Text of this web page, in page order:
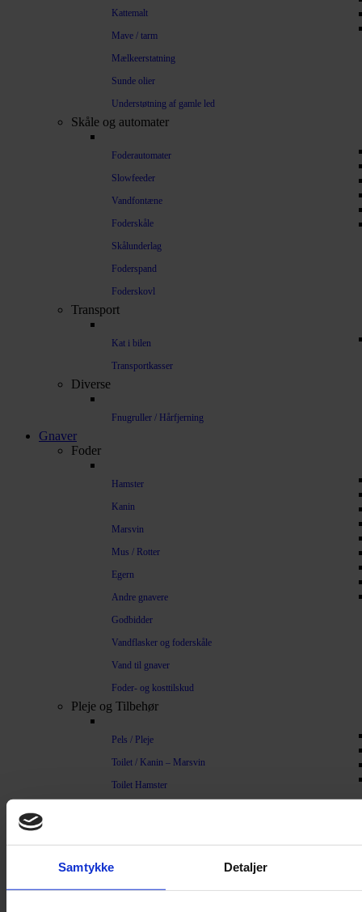
Samtykke Detaljer
Kattemalt
Mave / tarm
Mælkeerstatning
Sunde olier
Understøtning af gamle led
Skåle og automater
Foderautomater
Slowfeeder
Vandfontæne
Foderskåle
Skålunderlag
Foderspand
Foderskovl
Transport
Kat i bilen
Transportkasser
Diverse
Fnugruller / Hårfjerning
Gnaver
Foder
Hamster
Kanin
Marsvin
Mus / Rotter
Egern
Andre gnavere
Godbidder
Vandflasker og foderskåle
Vand til gnaver
Foder- og kosttilskud
Pleje og Tilbehør
Pels / Pleje
Toilet / Kanin – Marsvin
Toilet Hamster
Bure